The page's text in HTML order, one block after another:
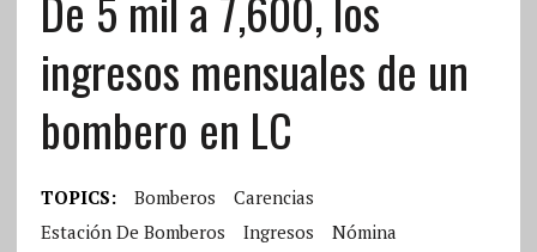
ingresos mensuales de un
bombero en LC
TOPICS: Bomberos
Carencias
Estación De Bomberos
Ingresos
Nómina